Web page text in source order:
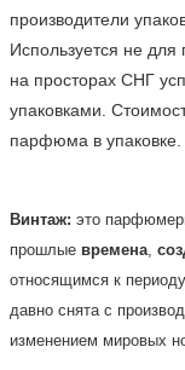
производители
Используется не
на просторах СНГ
упаковками.
парфюма в
Винтаж: это
прошлые времена
относящимся к
давно снята с
изменением мировых